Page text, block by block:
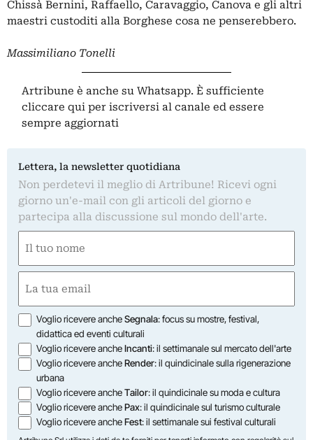
Chissà Bernini, Raffaello, Caravaggio, Canova e gli altri
maestri custoditi alla Borghese cosa ne penserebbero.
Massimiliano Tonelli
Artribune è anche su Whatsapp. È sufficiente
cliccare qui per iscriversi al canale ed essere
sempre aggiornati
Lettera, la newsletter quotidiana
Non perdetevi il meglio di Artribune! Ricevi ogni
giorno un'e-mail con gli articoli del giorno e
partecipa alla discussione sul mondo dell'arte.
(Required)
First
(Required)
Opzioni
Voglio ricevere ancheSegnala: focus su mostre, festival,
didattica ed eventi culturali
Voglio ricevere ancheIncanti: il settimanale sul mercato dell'arte
Voglio ricevere ancheRender: il quindicinale sulla rigenerazione
urbana
Voglio ricevere ancheTailor: il quindicinale su moda e cultura
Voglio ricevere anchePax: il quindicinale sul turismo culturale
Voglio ricevere ancheFest: il settimanale sui festival culturali